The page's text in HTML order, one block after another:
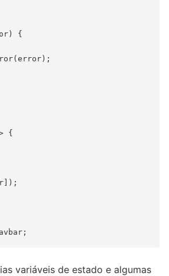
{
{
variáveis de estado e algumas